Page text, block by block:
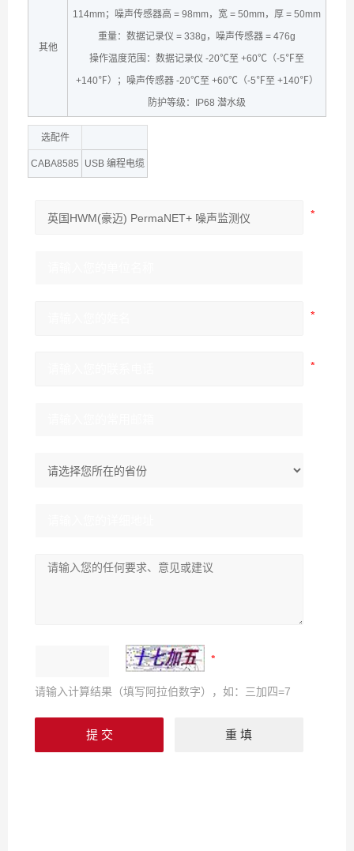
其他
114mm；噪声传感器高 = 98mm，宽 = 50mm，厚 = 50mm
重量：数据记录仪 = 338g，噪声传感器 = 476g
操作温度范围：数据记录仪 -20℃至 +60℃（-5℉至
+140℉）；噪声传感器 -20℃至 +60℃（-5℉至 +140℉）
防护等级：IP68 潜水级
选配件
CABA8585 USB 编程电缆
请输入计算结果（填写阿拉伯数字），如：三加四=7